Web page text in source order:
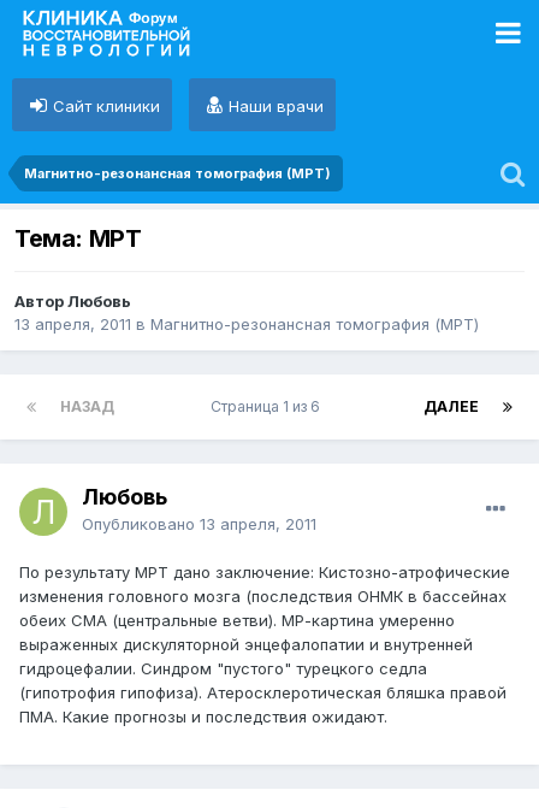
Сайт клиники Наши врачи
Магнитно-резонансная томография (МРТ)
Тема: МРТ
Автор Любовь
13 апреля, 2011 в Магнитно-резонансная томография (МРТ)
НАЗАД ДАЛЕЕ
Страница 1 из 6
Любовь
Опубликовано 13 апреля, 2011
По результату МРТ дано заключение: Кистозно-атрофические
изменения головного мозга (последствия ОНМК в бассейнах
обеих СМА (центральные ветви). МР-картина умеренно
выраженных дискуляторной энцефалопатии и внутренней
гидроцефалии. Синдром "пустого" турецкого седла
(гипотрофия гипофиза). Атеросклеротическая бляшка правой
ПМА. Какие прогнозы и последствия ожидают.